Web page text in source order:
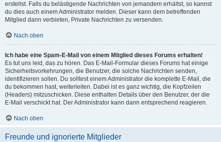
erstellst. Falls du belästigende Nachrichten von jemandem erhältst, so kannst
du dies auch einem Administrator melden. Dieser kann dem betreffenden
Mitglied dann verbieten, Private Nachrichten zu versenden.
Nach oben
Ich habe eine Spam-E-Mail von einem Mitglied dieses Forums erhalten!
Es tut uns leid, das zu hören. Das E-Mail-Formular dieses Forums hat einige
Sicherheitsvorkehrungen, die Benutzer, die solche Nachrichten senden,
identifizieren sollen. Du solltest einem Administrator die komplette E-Mail, die
du bekommen hast, weiterleiten. Dabei ist es ganz wichtig, die Kopfzeilen
(Headers) mitzuschicken. Diese enthalten Details über den Benutzer, der die
E-Mail verschickt hat. Der Administrator kann dann entsprechend reagieren.
Nach oben
Freunde und ignorierte Mitglieder